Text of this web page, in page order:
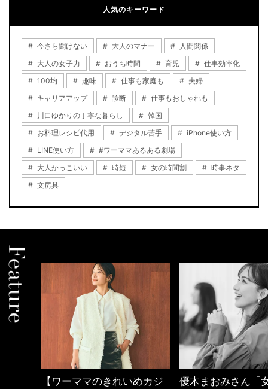
人気のキーワード
今さら聞けない 大人のマナー
人間関係
大人の女子力
おうち時間 育児
仕事効率化
100均
趣味 仕事も家庭も
夫婦
キャリアアップ
診断
仕事もおしゃれも
川口ゆかりの丁寧な暮らし
韓国
お料理レシピ代用
デジタル苦手
iPhone使い方
LINE使い方
#ワーママあるある劇場
大人かっこいい
時短 女の時間割
時事ネタ
文房具
優木まおみさん「女の時間
40代の小顔メイク